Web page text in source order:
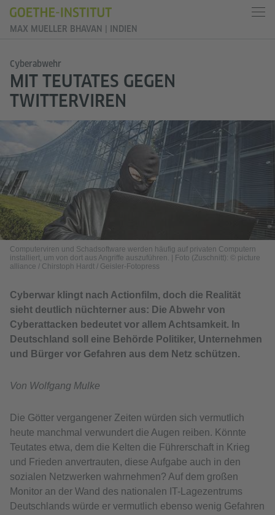
MAX MUELLER BHAVAN | INDIEN
Cyberabwehr
MIT TEUTATES GEGEN
TWITTERVIREN
Computerviren und Schadsoftware werden häufig auf privaten Computern
installiert, um von dort aus Angriffe auszuführen.
Foto (Zuschnitt): © picture
alliance / Chirstoph Hardt / Geisler-Fotopress
Cyberwar klingt nach Actionfilm, doch die Realität
sieht deutlich nüchterner aus: Die Abwehr von
Cyberattacken bedeutet vor allem Achtsamkeit. In
Deutschland soll eine Behörde Politiker, Unternehmen
und Bürger vor Gefahren aus dem Netz schützen.
Von Wolfgang Mulke
Die Götter vergangener Zeiten würden sich vermutlich
heute manchmal verwundert die Augen reiben. Könnte
Teutates etwa, dem die Kelten die Führerschaft in Krieg
und Frieden anvertrauten, diese Aufgabe auch in den
sozialen Netzwerken wahrnehmen? Auf dem großen
Monitor an der Wand des nationalen IT-Lagezentrums
Deutschlands würde er vermutlich ebenso wenig Gefahren